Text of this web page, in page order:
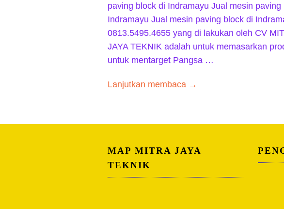
paving block di Indramayu Jual mesin paving
Indramayu Jual mesin paving block di
0813.5495.4655 yang di lakukan oleh CV
JAYA TEKNIK adalah untuk memasarkan
untuk mentarget Pangsa …
Lanjutkan membaca →
MAP MITRA JAYA
TEKNIK